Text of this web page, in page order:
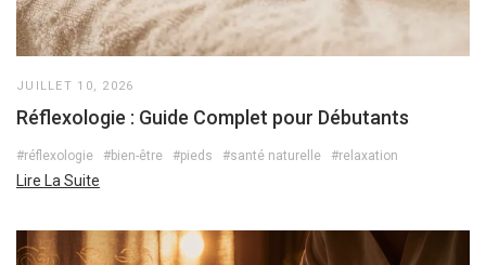
JUILLET 10, 2026
Réflexologie : Guide Complet pour Débutants
#réflexologie #bien-être #pieds #santé naturelle #relaxation
Lire La Suite